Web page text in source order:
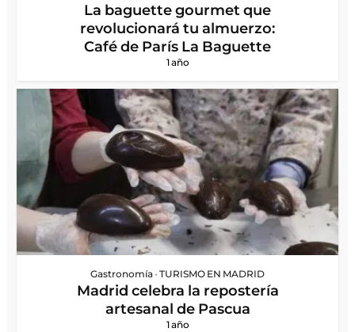
La baguette gourmet que
revolucionará tu almuerzo:
Café de París La Baguette
1 año
Gastronomía • TURISMO EN MADRID
Madrid celebra la repostería
artesanal de Pascua
1 año